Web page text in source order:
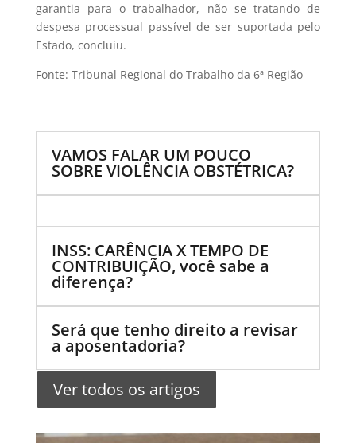
garantia para o trabalhador, não se tratando de
despesa processual passível de ser suportada pelo
Estado, concluiu.
Fonte: Tribunal Regional do Trabalho da 6ª Região
VAMOS FALAR UM POUCO
SOBRE VIOLÊNCIA OBSTÉTRICA?
INSS: CARÊNCIA X TEMPO DE
CONTRIBUIÇÃO, você sabe a
diferença?
Será que tenho direito a revisar
a aposentadoria?
Ver todos os artigos